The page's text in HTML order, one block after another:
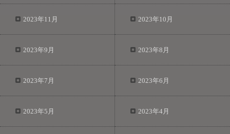
2023年11月 2023年10月
2023年9月 2023年8月
2023年7月 2023年6月
2023年5月 2023年4月